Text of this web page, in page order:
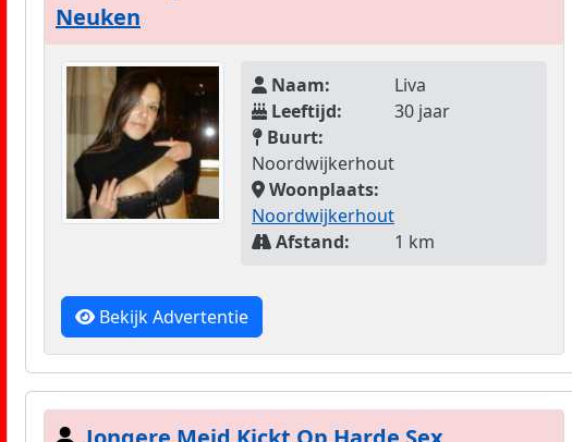
Neuken
Naam:
Liva
Leeftijd:
30 jaar
Buurt:
Noordwijkerhout
Woonplaats:
Noordwijkerhout
Afstand:
1 km
Bekijk Advertentie